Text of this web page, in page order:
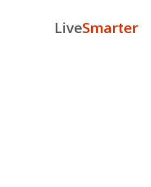
LiveSmarter